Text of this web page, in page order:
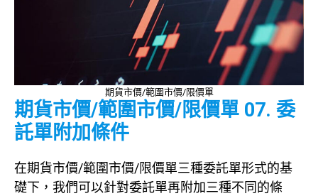
期貨市價/範圍市價/限價單
期貨市價/範圍市價/限價單 07. 委
託單附加條件
在期貨市價/範圍市價/限價單三種委託單形式的基
礎下，我們可以針對委託單再附加三種不同的條